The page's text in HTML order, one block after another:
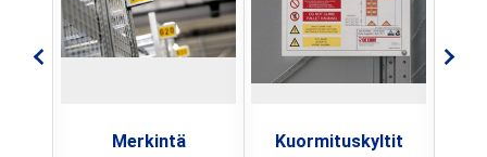
Merkintä Kuormituskyltit